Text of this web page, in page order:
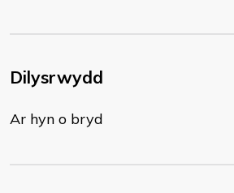
Dilysrwydd
Ar hyn o bryd